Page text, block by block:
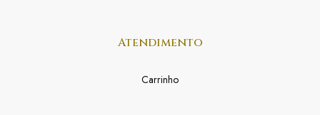
Atendimento
Carrinho